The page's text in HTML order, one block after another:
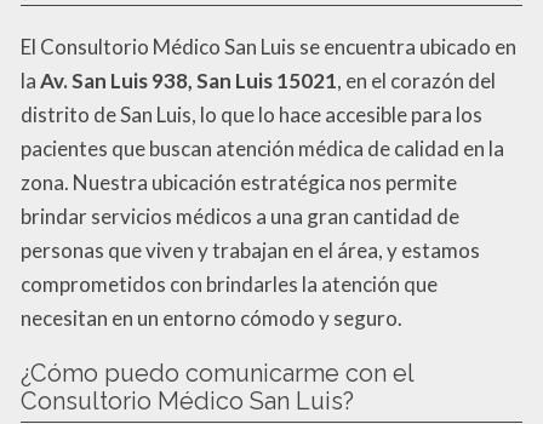
El Consultorio Médico San Luis se encuentra ubicado en
laAv. San Luis 938, San Luis 15021, en el corazón del
distrito de San Luis, lo que lo hace accesible para los
pacientes que buscan atención médica de calidad en la
zona. Nuestra ubicación estratégica nos permite
brindar servicios médicos a una gran cantidad de
personas que viven y trabajan en el área, y estamos
comprometidos con brindarles la atención que
necesitan en un entorno cómodo y seguro.
¿Cómo puedo comunicarme con el
Consultorio Médico San Luis?